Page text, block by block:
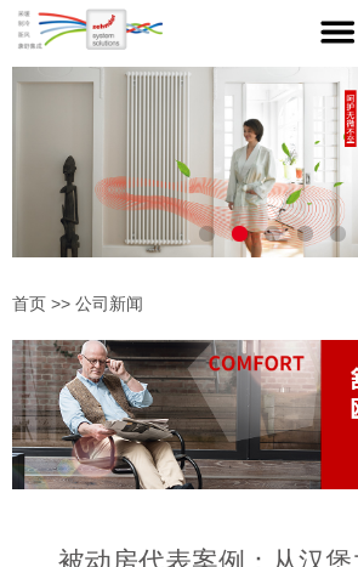
首页 >> 公司新闻